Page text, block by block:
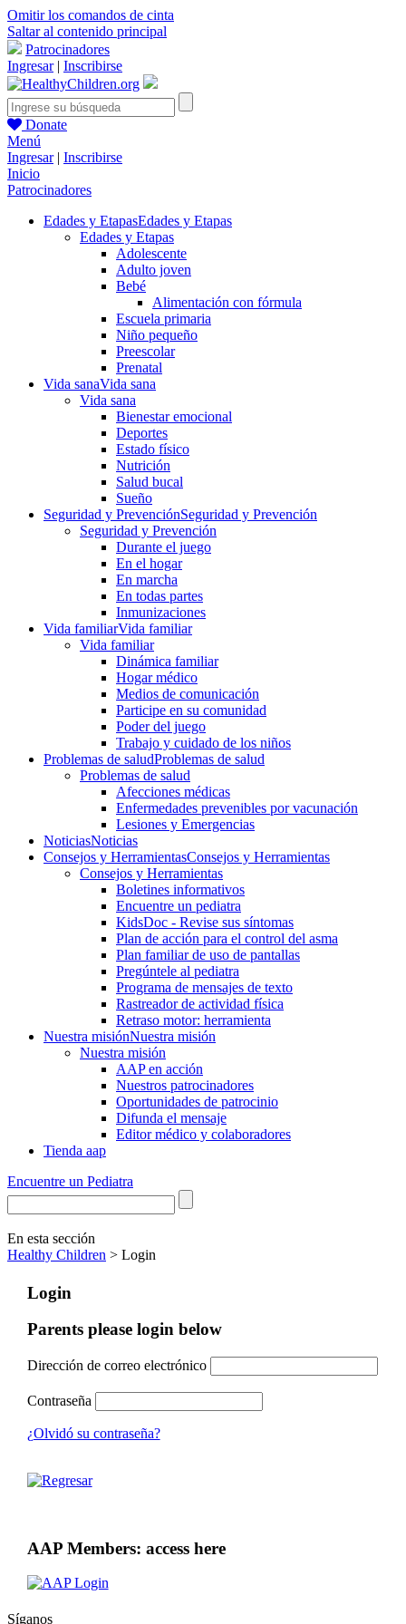
Omitir los comandos de cinta
Saltar al contenido principal
Patrocinadores
Ingresar| Inscribirse
Donate
Menú
Ingresar| Inscribirse
Inicio
Patrocinadores
Edades y EtapasEdades y Etapas
Edades y Etapas
Adolescente
Adulto joven
Bebé
Alimentación con fórmula
Escuela primaria
Niño pequeño
Preescolar
Prenatal
Vida sanaVida sana
Vida sana
Bienestar emocional
Deportes
Estado físico
Nutrición
Salud bucal
Sueño
Seguridad y PrevenciónSeguridad y Prevención
Seguridad y Prevención
Durante el juego
En el hogar
En marcha
En todas partes
Inmunizaciones
Vida familiarVida familiar
Vida familiar
Dinámica familiar
Hogar médico
Medios de comunicación
Participe en su comunidad
Poder del juego
Trabajo y cuidado de los niños
Problemas de saludProblemas de salud
Problemas de salud
Afecciones médicas
Enfermedades prevenibles por vacunación
Lesiones y Emergencias
NoticiasNoticias
Consejos y HerramientasConsejos y Herramientas
Consejos y Herramientas
Boletines informativos
Encuentre un pediatra
KidsDoc - Revise sus síntomas
Plan de acción para el control del asma
Plan familiar de uso de pantallas
Pregúntele al pediatra
Programa de mensajes de texto
Rastre​​ador de activida​d física
Retraso motor: herramienta
Nuestra misiónNuestra misión
Nuestra misión
AAP en acción
Nuestros patrocinadores
Oportunidades de patrocinio
Difunda el mensaje
Editor médico y colaboradores
Tienda aap
Encuentre un Pediatra
En esta sección
Healthy Children > Login
Login
Parents please login below
Dirección de correo electrónico
Contraseña
¿Olvidó su contraseña?
AAP Members: access here
Síganos